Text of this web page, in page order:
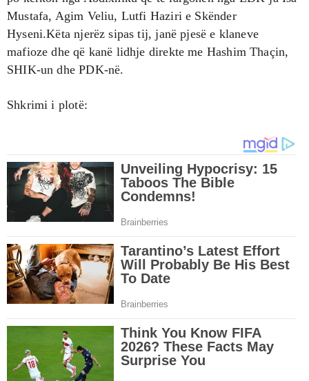
Mustafa, Agim Veliu, Lutfi Haziri e Skënder
Hyseni.Këta njerëz sipas tij, janë pjesë e klaneve
mafioze dhe që kanë lidhje direkte me Hashim Thaçin,
SHIK-un dhe PDK-në.
Shkrimi i plotë: